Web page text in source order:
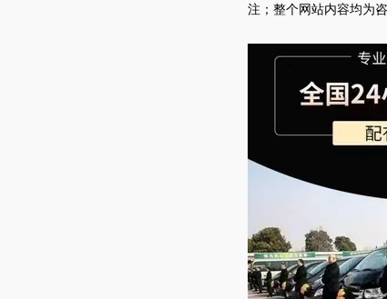
注；整个网站内容均为